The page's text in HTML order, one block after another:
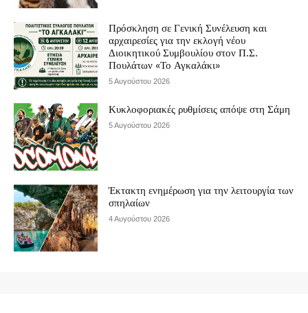
Πρόσκληση σε Γενική Συνέλευση και
αρχαιρεσίες για την εκλογή νέου
Διοικητικού Συμβουλίου στον Π.Σ.
Πουλάτων «Το Αγκαλάκι»
5 Αυγούστου 2026
Κυκλοφοριακές ρυθμίσεις απόψε στη Σάμη
5 Αυγούστου 2026
Έκτακτη ενημέρωση για την λειτουργία των
σπηλαίων
4 Αυγούστου 2026